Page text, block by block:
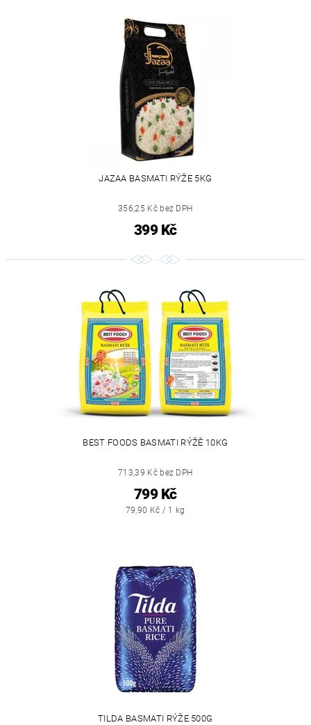
JAZAA BASMATI RÝŽE 5KG
356,25 Kč bez DPH
399 Kč
BEST FOODS BASMATI RÝŽĚ 10KG
713,39 Kč bez DPH
799 Kč
79,90 Kč / 1 kg
TILDA BASMATI RÝŽE 500G